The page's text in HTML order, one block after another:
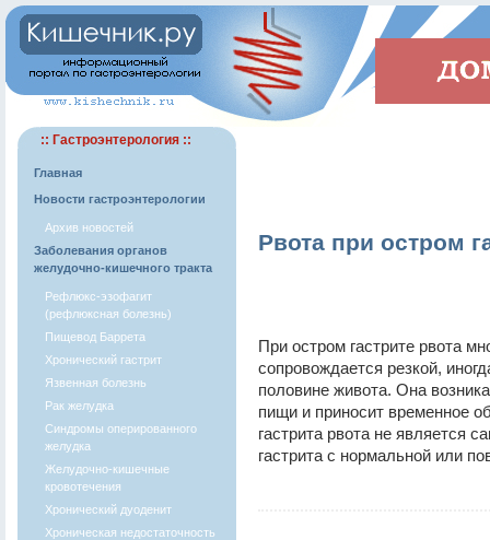
:: Гастроэнтерология ::
Главная
Новости гастроэнтерологии
Архив новостей
Заболевания органов
желудочно-кишечного тракта
Рефлюкс-эзофагит
(рефлюксная болезнь)
Пищевод Баррета
Хронический гастрит
Язвенная болезнь
Рак желудка
Синдромы оперированного
желудка
Желудочно-кишечные
кровотечения
Хронический дуоденит
Хроническая недостаточность
Рвота при остром
При остром гастрите рвота
сопровождается резкой,
половине живота. Она
пищи и приносит временное
гастрита рвота не является
гастрита с нормальной или